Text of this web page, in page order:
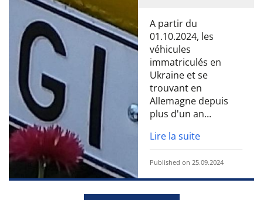
A partir du
01.10.2024, les
véhicules
immatriculés en
Ukraine et se
trouvant en
Allemagne depuis
plus d'un an...
Lire la suite
Published on 25.09.2024